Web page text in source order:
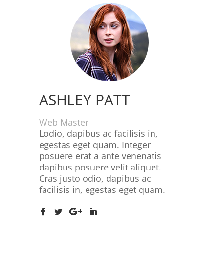
ASHLEY PATT
Web Master
Lodio, dapibus ac facilisis in,
egestas eget quam. Integer
posuere erat a ante venenatis
dapibus posuere velit aliquet.
Cras justo odio, dapibus ac
facilisis in, egestas eget quam.